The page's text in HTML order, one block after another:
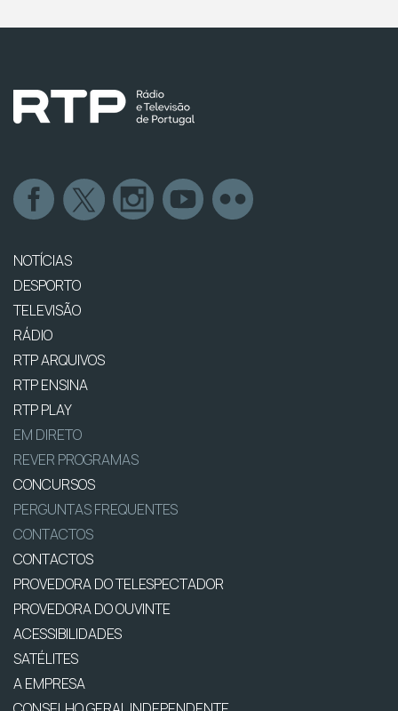
NOTÍCIAS
DESPORTO
TELEVISÃO
RÁDIO
RTP ARQUIVOS
RTP ENSINA
RTP PLAY
EM DIRETO
REVER PROGRAMAS
CONCURSOS
PERGUNTAS FREQUENTES
CONTACTOS
CONTACTOS
PROVEDORA DO TELESPECTADOR
PROVEDORA DO OUVINTE
ACESSIBILIDADES
SATÉLITES
A EMPRESA